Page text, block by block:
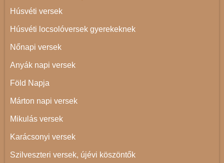
Húsvéti versek
Húsvéti locsolóversek gyerekeknek
Nőnapi versek
Anyák napi versek
Föld Napja
Márton napi versek
Mikulás versek
Karácsonyi versek
Szilveszteri versek, újévi köszöntők